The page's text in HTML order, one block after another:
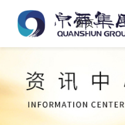
首页